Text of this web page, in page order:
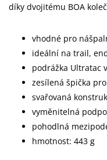
díky dvojitému BOA
vhodné pro
ideální na trail,
podrážka Ultratac
zesílená špička
svařovaná
vyměnitelná
pohodlná
hmotnost: 443 g